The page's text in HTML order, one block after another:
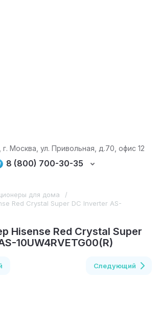
г. Москва, ул. Привольная, д.70, офис 12
8 (800) 700-30-35
для дома
/
Red Crystal Super DC Inverter AS-
Hisense Red Crystal Super
10UW4RVETG00(R)
Следующий